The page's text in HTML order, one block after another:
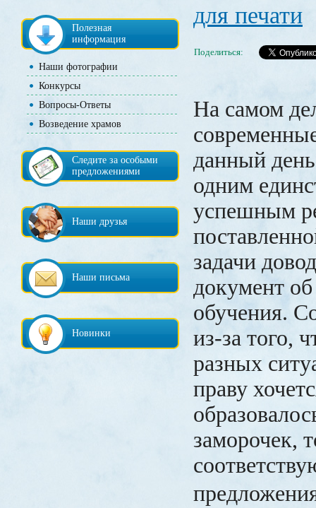
Полезная
информация
Наши фотографии
Конкурсы
Вопросы-Ответы
Возведение храмов
Следите за особыми
предложениями
Наши друзья
Наши письма
Новинки
для печати
Поделиться:
На самом
данный
одним
успешным
задачи
документ
обучения.
из-за того,
разных
праву
заморочек,